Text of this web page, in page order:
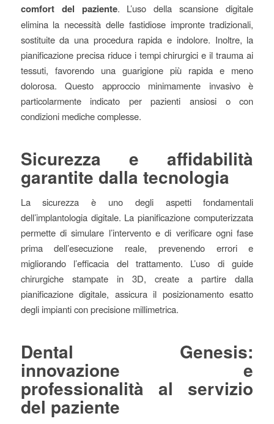
comfort del paziente. L’uso della scansione digitale
elimina la necessità delle fastidiose impronte tradizionali,
sostituite da una procedura rapida e indolore. Inoltre, la
pianificazione precisa riduce i tempi chirurgici e il trauma ai
tessuti, favorendo una guarigione più rapida e meno
dolorosa. Questo approccio minimamente invasivo è
particolarmente indicato per pazienti ansiosi o con
condizioni mediche complesse.
Sicurezza e affidabilità
garantite dalla tecnologia
La sicurezza è uno degli aspetti fondamentali
dell’implantologia digitale. La pianificazione computerizzata
permette di simulare l’intervento e di verificare ogni fase
prima dell’esecuzione reale, prevenendo errori e
migliorando l’efficacia del trattamento. L’uso di guide
chirurgiche stampate in 3D, create a partire dalla
pianificazione digitale, assicura il posizionamento esatto
degli impianti con precisione millimetrica.
Dental Genesis:
innovazione e
professionalità al servizio
del paziente